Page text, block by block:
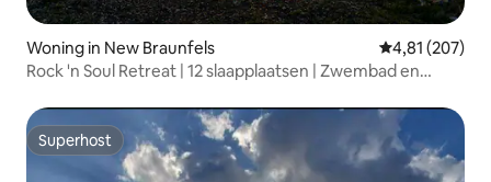
Woning in New Braunfels Gemiddelde
4,81 (207)
Rock 'n Soul Retreat | 12 slaapplaatsen | Zwembad en
Superhost
Superhost